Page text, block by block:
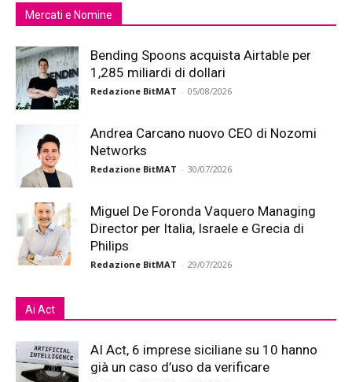
Mercati e Nomine
Bending Spoons acquista Airtable per
1,285 miliardi di dollari
Redazione BitMAT - 05/08/2026
Andrea Carcano nuovo CEO di Nozomi
Networks
Redazione BitMAT - 30/07/2026
Miguel De Foronda Vaquero Managing
Director per Italia, Israele e Grecia di
Philips
Redazione BitMAT - 29/07/2026
Ai Act
AI Act, 6 imprese siciliane su 10 hanno
già un caso d’uso da verificare